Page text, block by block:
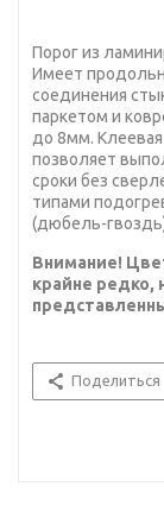
Порог из
Имеет
соединения
паркетом и
до 8мм.
позволяет
сроки без
типами
(дюбель-
Внимание!
крайне редко,
Поделиться